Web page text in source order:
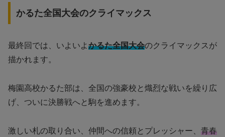
かるた全国大会のクライマックス
最終回では、いよいよかるた全国大会のクライマックスが
描かれます。
梅園高校かるた部は、全国の強豪校と熾烈な戦いを繰り広
げ、ついに決勝戦へと駒を進めます。
激しい札の取り合い、仲間への信頼とプレッシャー、 青春